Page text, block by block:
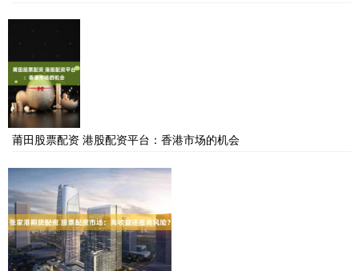
莆田股票配资 港股配资平台：香港市场的机会